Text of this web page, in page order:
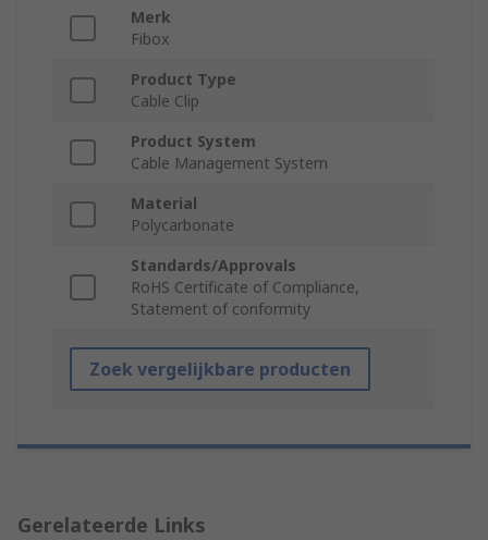
Merk
Fibox
Product Type
Cable Clip
Product System
Cable Management System
Material
Polycarbonate
Standards/Approvals
RoHS Certificate of Compliance,
Statement of conformity
Zoek vergelijkbare producten
Gerelateerde Links